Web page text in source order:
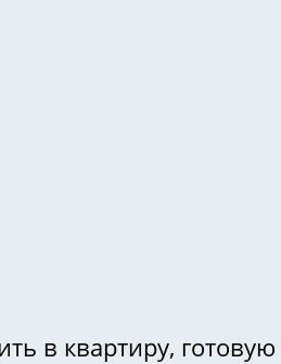
в квартиру,